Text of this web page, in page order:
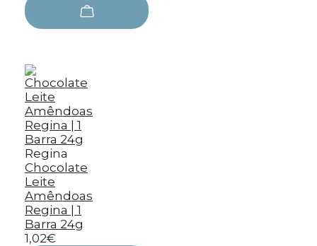
Regina
Chocolate
Leite
Amêndoas
Regina | 1
Barra 24g
1,02€